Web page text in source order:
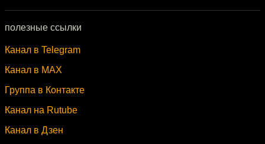
полезные ссылки
Канал в Telegram
Канал в MAX
Группа в Контакте
Канал на Rutube
Канал в Дзен